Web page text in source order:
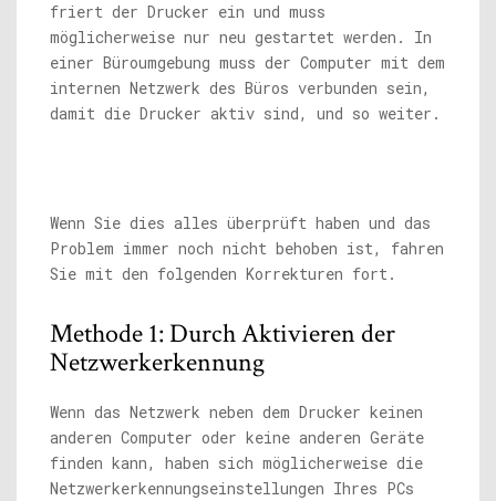
friert der Drucker ein und muss
möglicherweise nur neu gestartet werden. In
einer Büroumgebung muss der Computer mit dem
internen Netzwerk des Büros verbunden sein,
damit die Drucker aktiv sind, und so weiter.
Wenn Sie dies alles überprüft haben und das
Problem immer noch nicht behoben ist, fahren
Sie mit den folgenden Korrekturen fort.
Methode 1: Durch Aktivieren der
Netzwerkerkennung
Wenn das Netzwerk neben dem Drucker keinen
anderen Computer oder keine anderen Geräte
finden kann, haben sich möglicherweise die
Netzwerkerkennungseinstellungen Ihres PCs